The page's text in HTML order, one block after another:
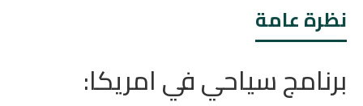
نظرة عامة
برنامج سياحي في امريكا: